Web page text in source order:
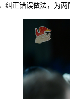
纠正错误做法，为两